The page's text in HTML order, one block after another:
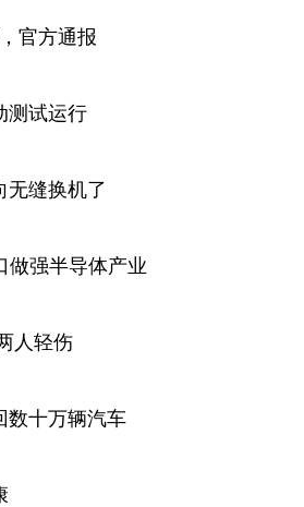
官方通报
测试运行
无缝换机了
做强半导体产业
人轻伤
数十万辆汽车